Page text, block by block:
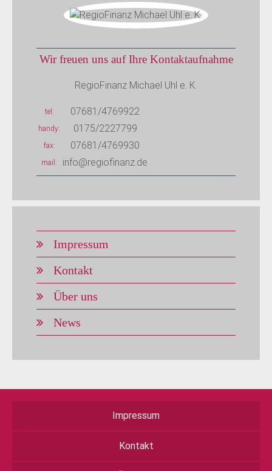
Wir freuen uns auf Ihre Kontaktaufnahme
RegioFinanz Michael Uhl e. K.
tel 07681/4769922
handy 0175/2227799
fax 07681/4769930
mail info@regiofinanz.de
Impressum
Kontakt
Über uns
News
Impressum
Kontakt